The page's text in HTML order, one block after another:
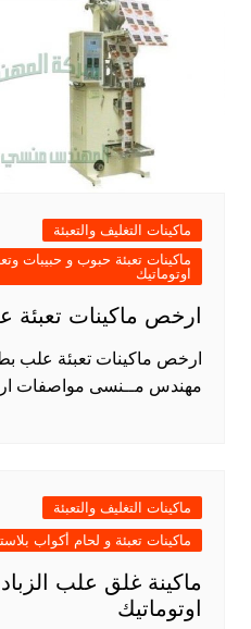
ماكينات التغليف والتعبئة
ماكينات تعبئة حبوب و حبيبات
اوتوماتيك
ارخص ماكينات
مهندس مــنسى مواصفات
ماكينات التغليف والتعبئة
ماكينات تعبئة و لحام أكواب
ماكينة غلق علب
اوتوماتيك